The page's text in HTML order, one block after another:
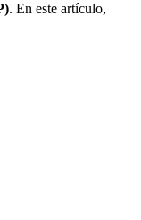
. En este artículo,